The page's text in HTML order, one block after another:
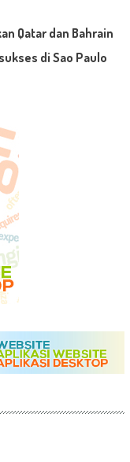
Qatar dan Bahrain
di Sao Paulo